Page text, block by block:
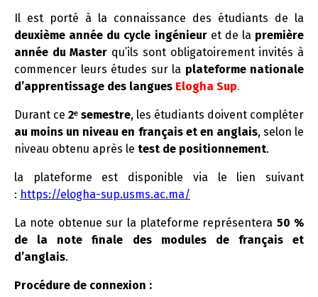
i
o
Il est porté à la connaissance des étudiants de la
deuxième année du cycle ingénieuret de la première
année du Master qu’ils sont obligatoirement invités à
commencer leurs études sur la plateforme nationale
d’apprentissage des langues Elogha Sup.
Durant ce 2ᵉ semestre, les étudiants doivent compléter
au moins un niveau en français et en anglais, selon le
niveau obtenu après le test de positionnement.
la plateforme est disponible via le lien suivant
: https://elogha-sup.usms.ac.ma/
La note obtenue sur la plateforme représentera 50 %
de la note finale des modules de français et
d’anglais.
Procédure de connexion :